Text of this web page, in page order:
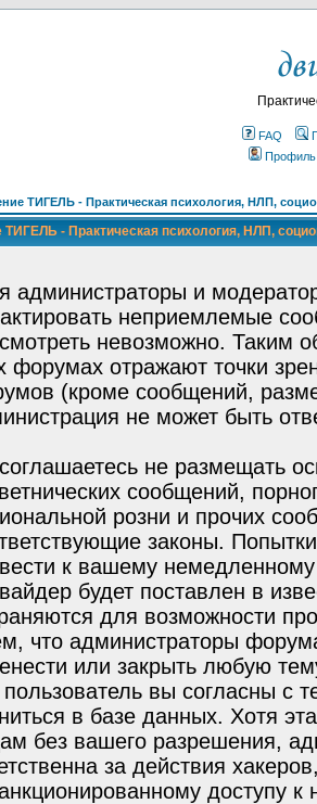
FAQ
Профиль
ТИГЕЛЬ - Практическая психология, НЛП,
- Практическая психология, НЛП,
администраторы и
неприемлемые
невозможно. Таким
форумах отражают точки
(кроме сообщений,
не может быть
не размещать
сообщений,
розни и прочих
законы.
к вашему
будет поставлен в
для возможности
что администраторы
или закрыть любую
пользователь вы согласны с
в базе данных. Хотя
без вашего разрешения,
за действия
доступу к